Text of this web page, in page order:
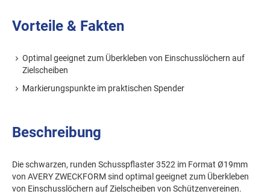
Vorteile & Fakten
Optimal geeignet zum Überkleben von Einschusslöchern auf
Zielscheiben
Markierungspunkte im praktischen Spender
Beschreibung
Die schwarzen, runden Schusspflaster 3522 im Format Ø19mm
von AVERY ZWECKFORM sind optimal geeignet zum Überkleben
von Einschusslöchern auf Zielscheiben von Schützenvereinen.